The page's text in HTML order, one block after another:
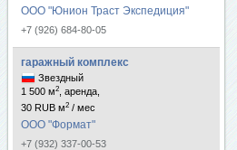
ООО "Юнион Траст Экспедиция"
+7 (926) 684-80-05
гаражный комплекс
Звездный
1 500 м2
, аренда,
30 RUB м2 / мес
ООО "Формат"
+7 (932) 337-00-53